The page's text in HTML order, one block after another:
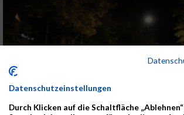
Datenschutzeinstellungen
Durch Klicken auf die Schaltfläche